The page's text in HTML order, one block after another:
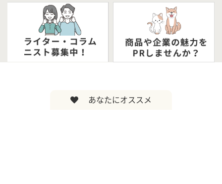
あなたにオススメ